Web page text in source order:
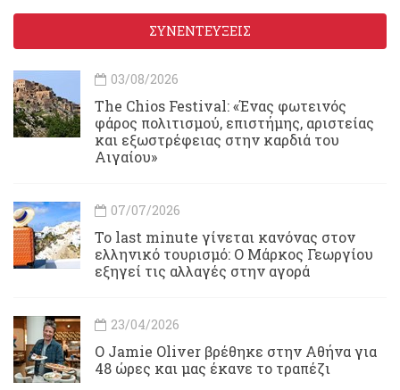
ΣΥΝΕΝΤΕΥΞΕΙΣ
03/08/2026
Τhe Chios Festival: «Ένας φωτεινός
φάρος πολιτισμού, επιστήμης, αριστείας
και εξωστρέφειας στην καρδιά του
Αιγαίου»
07/07/2026
Το last minute γίνεται κανόνας στον
ελληνικό τουρισμό: Ο Μάρκος Γεωργίου
εξηγεί τις αλλαγές στην αγορά
23/04/2026
Ο Jamie Oliver βρέθηκε στην Αθήνα για
48 ώρες και μας έκανε το τραπέζι